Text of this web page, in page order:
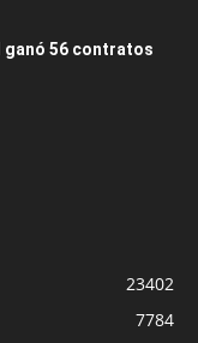
ganó 56 contratos
23402
7784